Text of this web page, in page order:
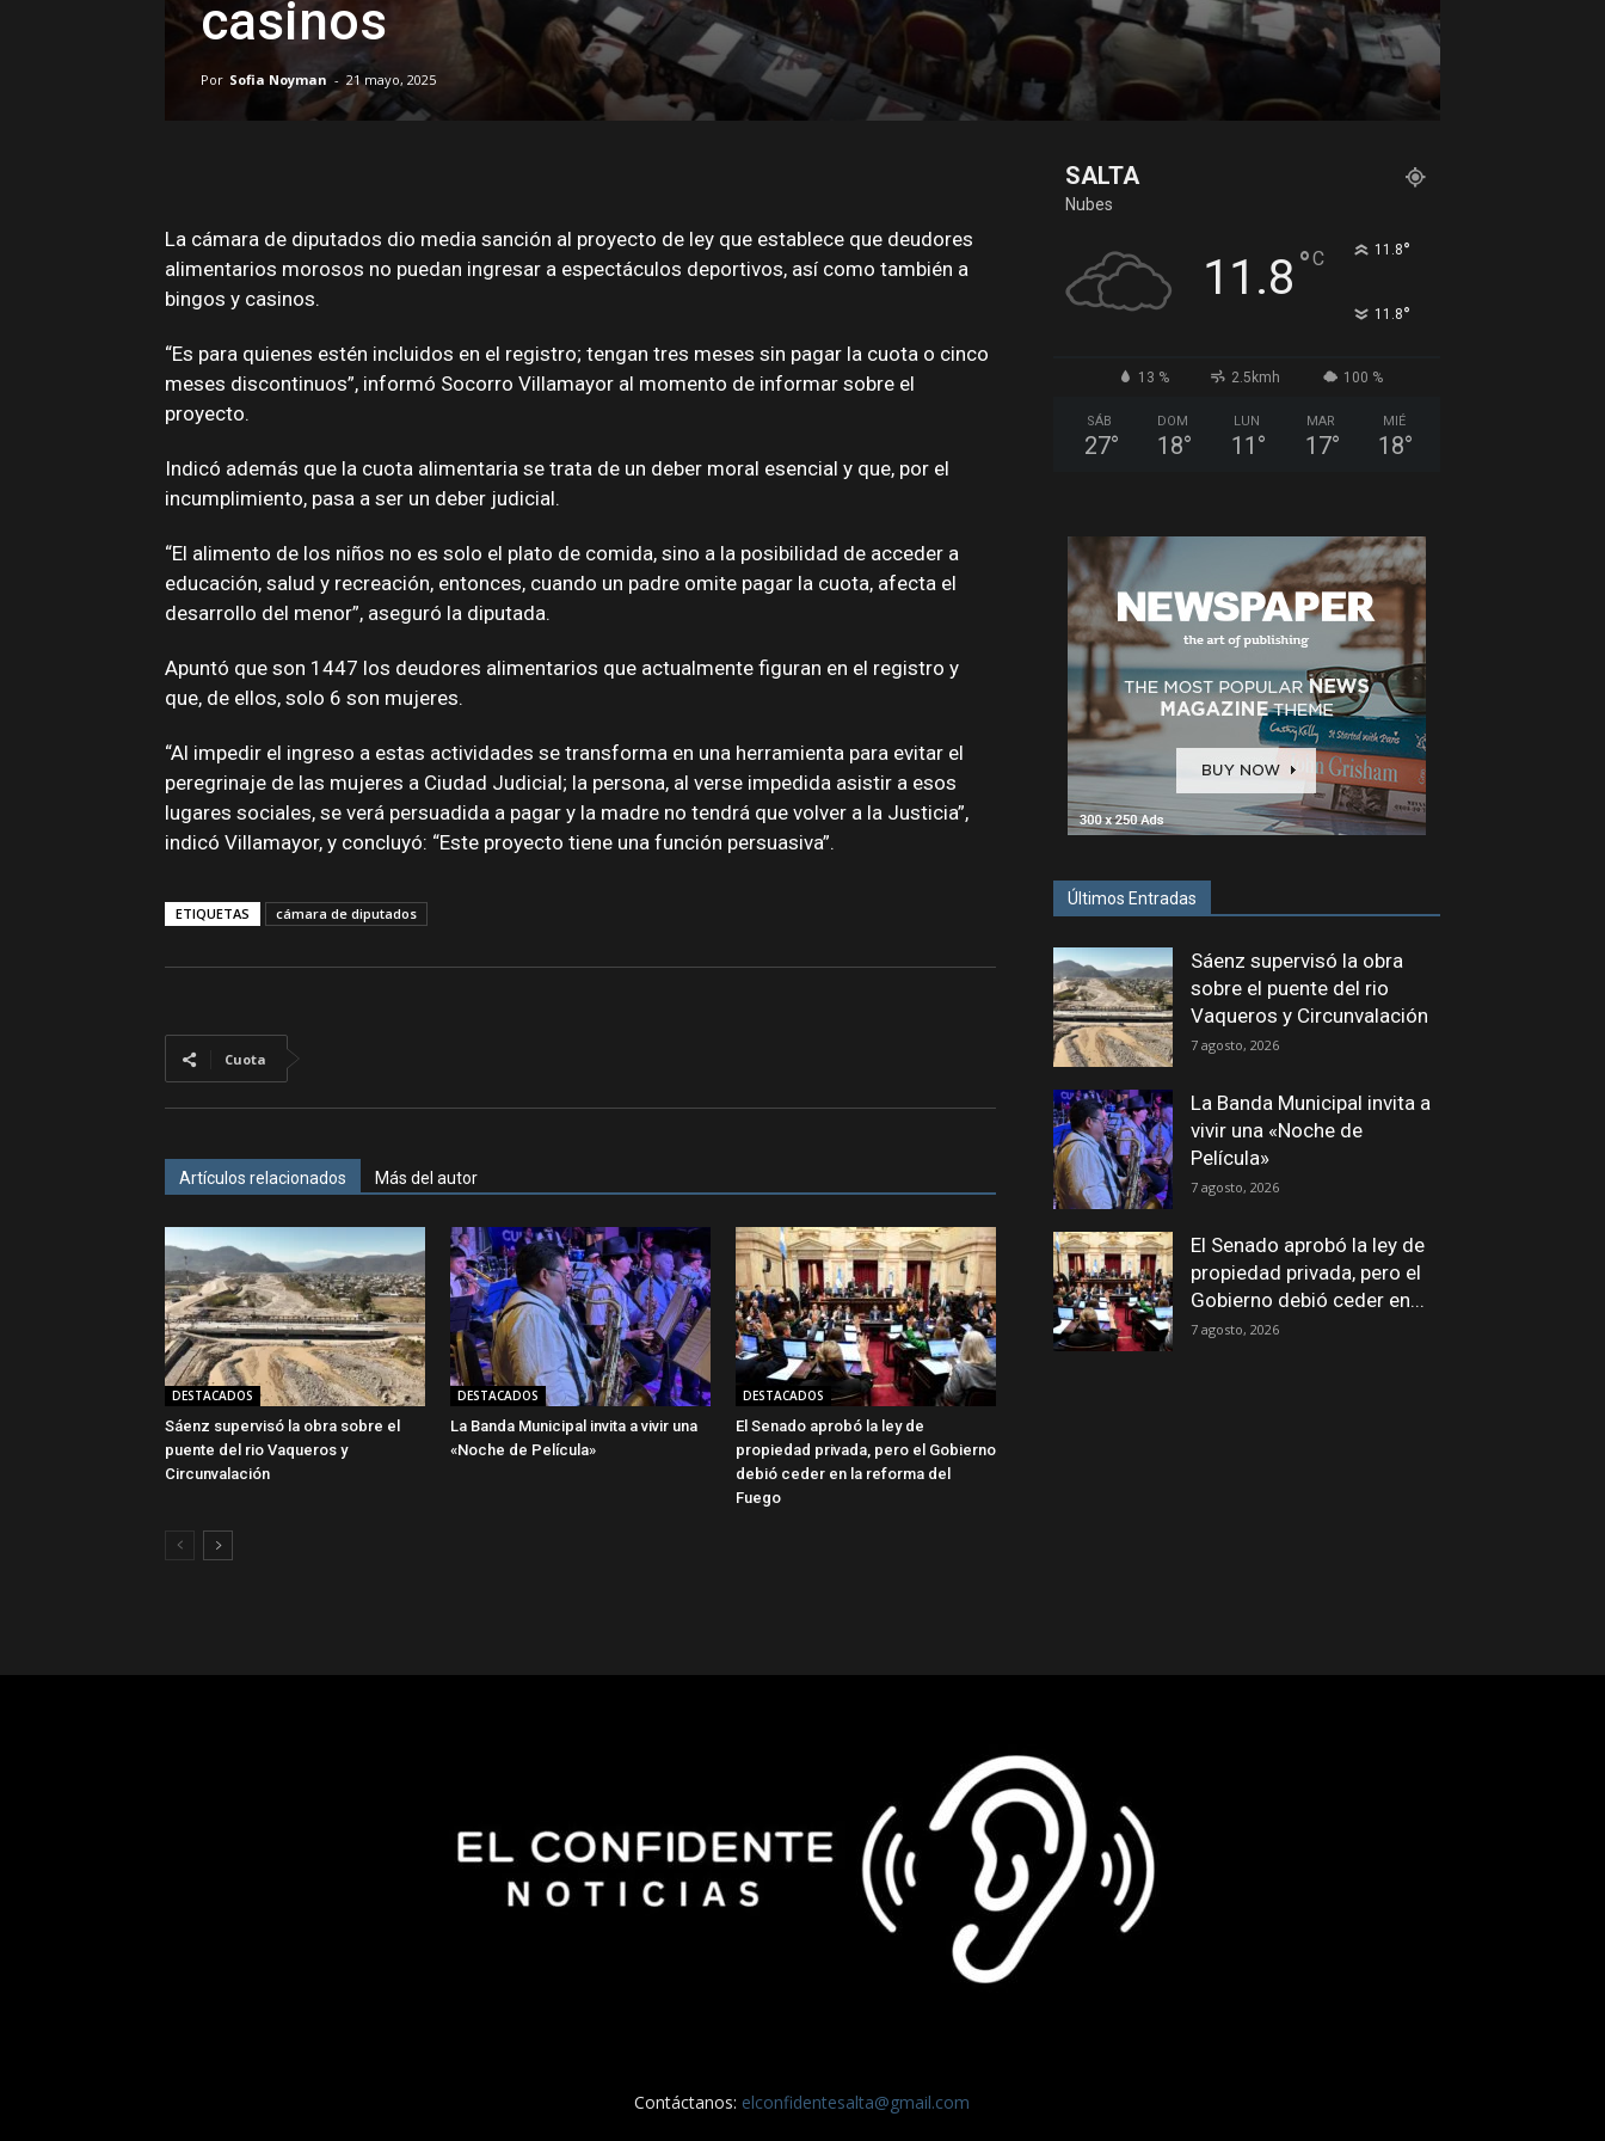
casinos
Por Sofia Noyman - 21 mayo, 2025
La cámara de diputados dio media sanción al proyecto de ley que establece que deudores
alimentarios morosos no puedan ingresar a espectáculos deportivos, así como también a
bingos y casinos.
“Es para quienes estén incluidos en el registro; tengan tres meses sin pagar la cuota o cinco
meses discontinuos”, informó Socorro Villamayor al momento de informar sobre el
proyecto.
Indicó además que la cuota alimentaria se trata de un deber moral esencial y que, por el
incumplimiento, pasa a ser un deber judicial.
“El alimento de los niños no es solo el plato de comida, sino a la posibilidad de acceder a
educación, salud y recreación, entonces, cuando un padre omite pagar la cuota, afecta el
desarrollo del menor”, aseguró la diputada.
Apuntó que son 1447 los deudores alimentarios que actualmente figuran en el registro y
que, de ellos, solo 6 son mujeres.
“Al impedir el ingreso a estas actividades se transforma en una herramienta para evitar el
peregrinaje de las mujeres a Ciudad Judicial; la persona, al verse impedida asistir a esos
lugares sociales, se verá persuadida a pagar y la madre no tendrá que volver a la Justicia”,
indicó Villamayor, y concluyó: “Este proyecto tiene una función persuasiva”.
ETIQUETAS cámara de diputados
Cuota
Artículos relacionados Más del autor
DESTACADOS
Sáenz supervisó la obra sobre el
puente del rio Vaqueros y
Circunvalación
DESTACADOS
La Banda Municipal invita a vivir una
«Noche de Película»
DESTACADOS
El Senado aprobó la ley de
propiedad privada, pero el Gobierno
debió ceder en la reforma del
Fuego
SALTA
Nubes
11.8 °C 11.8°
11.8°
13 % 2.5kmh 100 %
SÁB
27°
DOM
18°
LUN
11 °
MAR
17°
MIÉ
18°
Últimos Entradas
Sáenz supervisó la obra
sobre el puente del rio
Vaqueros y Circunvalación
7 agosto, 2026
La Banda Municipal invita a
vivir una «Noche de
Película»
7 agosto, 2026
El Senado aprobó la ley de
propiedad privada, pero el
Gobierno debió ceder en...
7 agosto, 2026
Contáctanos: elconfidentesalta@gmail.com